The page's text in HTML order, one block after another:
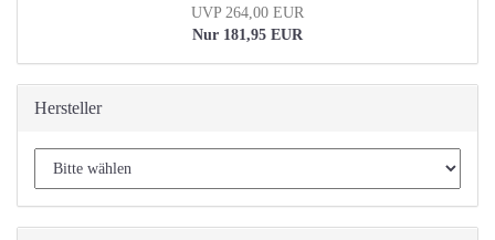
UVP 264,00 EUR
Nur 181,95 EUR
Hersteller